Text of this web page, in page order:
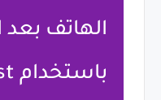
الهاتف
باستخدام Chromecast